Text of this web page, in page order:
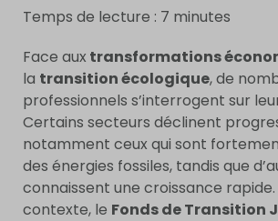
Temps de lecture : 7 minutes
Face aux transformations
la transition écologique, de
professionnels s’interrogent sur
Certains secteurs déclinent
notamment ceux qui sont
des énergies fossiles, tandis que
connaissent une croissance
contexte, le Fonds de Transition